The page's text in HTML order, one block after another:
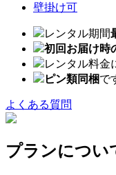
壁掛け可
レンタル期間
初回お届け時
レンタル料金
ピン類同梱で
よくある質問
プランについ